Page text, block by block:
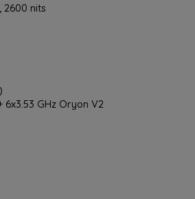
2600 nits
GHz Oryon V2